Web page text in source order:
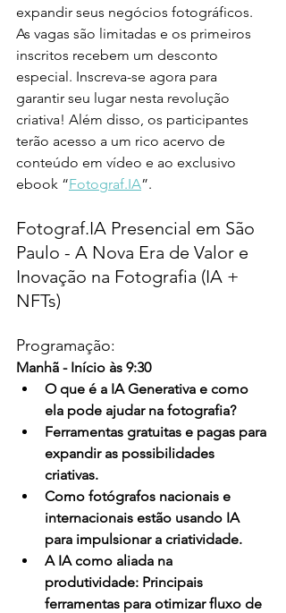
expandir seus negócios fotográficos.
As vagas são limitadas e os primeiros
inscritos recebem um desconto
especial. Inscreva-se agora para
garantir seu lugar nesta revolução
criativa! Além disso, os participantes
terão acesso a um rico acervo de
conteúdo em vídeo e ao exclusivo
ebook “Fotograf.IA”.
Fotograf.IA Presencial em São
Paulo - A Nova Era de Valor e
Inovação na Fotografia (IA +
NFTs)
Programação:
Manhã - Início às 9:30
O que é a IA Generativa e como
ela pode ajudar na fotografia?
Ferramentas gratuitas e pagas para
expandir as possibilidades
criativas.
Como fotógrafos nacionais e
internacionais estão usando IA
para impulsionar a criatividade.
A IA como aliada na
produtividade: Principais
ferramentas para otimizar fluxo de